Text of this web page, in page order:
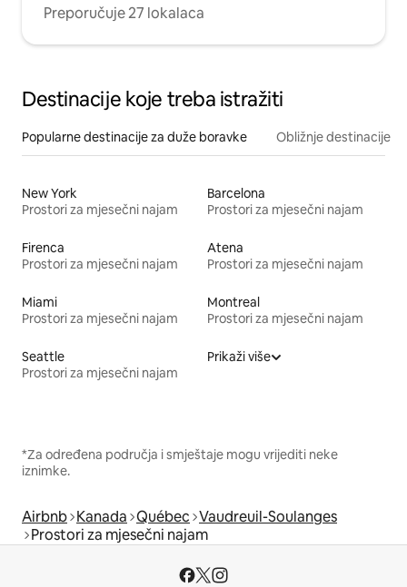
Preporučuje 27 lokalaca
Destinacije koje treba istražiti
Popularne destinacije za duže boravke Obližnje destinacije
New York
Prostori za mjesečni najam
Barcelona
Prostori za mjesečni najam
Firenca
Prostori za mjesečni najam
Atena
Prostori za mjesečni najam
Miami
Prostori za mjesečni najam
Montreal
Prostori za mjesečni najam
Seattle
Prostori za mjesečni najam
Prikaži više
*Za određena područja i smještaje mogu vrijediti neke
iznimke.
Airbnb Kanada Québec Vaudreuil-Soulanges
Prostori za mjesečni najam